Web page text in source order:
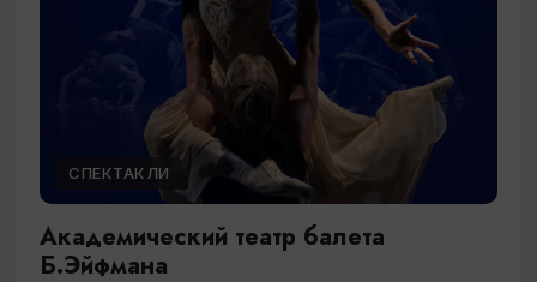
СПЕКТАКЛИ
Академический театр балета
Б.Эйфмана